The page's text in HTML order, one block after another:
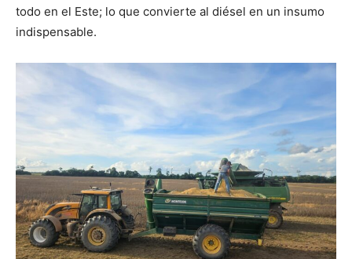
todo en el Este; lo que convierte al diésel en un insumo
indispensable.